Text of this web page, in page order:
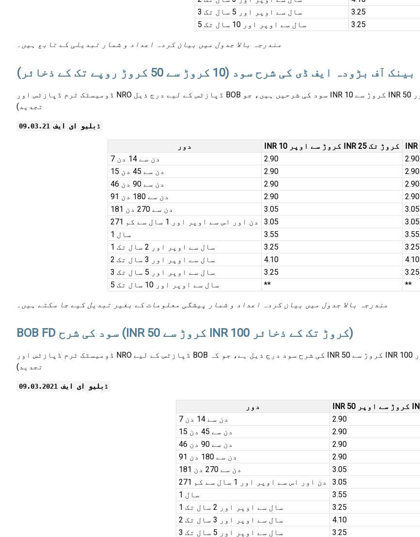
3 سال سے اوپر اور 5 سال تک
3.25
5 سال سے اوپر اور 10 سال تک
3.25
مندرجہ بالا جدول میں بیان کردہ اعداد و شمار تبدیلی کے تابع ہیں۔
بینک آف بڑودہ ایف ڈی کی شرح سود (10 کروڑ سے 50 کروڑ روپے تک کے ذخائر)
ڈومیسٹک ٹرم ڈپازٹس اور NRO ڈپازٹس کے لیے درج ذیل BOB سود کی شرحیں ہیں، جو INR 10 کروڑ سے INR 50 کروڑ کے درمیان ڈپازٹس کے لیے لاگو ہیں (تازہ اور
تجدید)
ڈبلیو ای ایف 09.03.21
دور INR 10 کروڑ سے اوپر INR 25 کروڑ تک
7 دن سے 14 دن
2.90
2.90
15 دن سے 45 دن
2.90
2.90
46 دن سے 90 دن
2.90
2.90
91 دن سے 180 دن
2.90
2.90
181 دن سے 270 دن
3.05
3.05
271 دن اور اس سے اوپر اور 1 سال سے کم
3.05
3.05
1 سال
3.55
3.55
1 سال سے اوپر اور 2 سال تک
3.25
3.25
2 سال سے اوپر اور 3 سال تک
4.10
4.10
3 سال سے اوپر اور 5 سال تک
3.25
3.25
5 سال سے اوپر اور 10 سال تک
** **
مندرجہ بالا جدول میں بیان کردہ اعداد و شمار پیشگی معلومات کے بغیر تبدیل کیے جا سکتے ہیں۔
BOB FD سود کی شرح (INR 50 کروڑ سے INR 100 کروڑ تک کے ذخائر)
ڈومیسٹک ٹرم ڈپازٹس اور NRO ڈپازٹس کے لیے BOB کی شرح سود درج ذیل ہے، جو کہ INR 50 کروڑ سے INR 100 کروڑ کے درمیان ڈپازٹس پر لاگو ہوتی ہے (تازہ اور
تجدید)
ڈبلیو ای ایف 09.03.2021
دور
7 دن سے 14 دن
2.90
15 دن سے 45 دن
2.90
46 دن سے 90 دن
2.90
91 دن سے 180 دن
2.90
181 دن سے 270 دن
3.05
271 دن اور اس سے اوپر اور 1 سال سے کم
3.05
1 سال
3.55
1 سال سے اوپر اور 2 سال تک
3.25
2 سال سے اوپر اور 3 سال تک
4.10
3 سال سے اوپر اور 5 سال تک
3.25